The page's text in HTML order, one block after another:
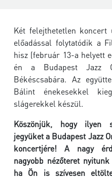
Két felejthetetlen koncert
előadással folytatódik a
hisz (február 13-a helyett
én a Budapest Jazz
Békéscsabára. Az
Bálint énekesekkel
slágerekkel készül.
Köszönjük, hogy ilyen
jegyüket a Budapest Jazz
koncertjére! A nagy
nagyobb nézőteret
ha Ön is szívesen